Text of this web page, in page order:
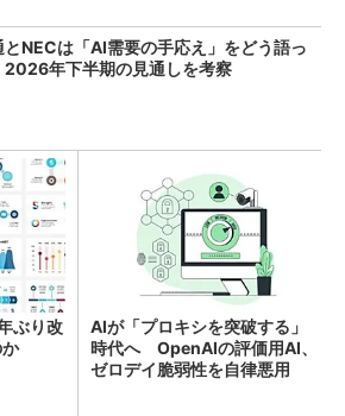
とNECは「AI需要の手応え」をどう語っ
年下半期の見通しを考察
ぶり改
AIが「プロキシを突破する」
時代へ OpenAIの評価用AI、
ゼロデイ脆弱性を自律悪用